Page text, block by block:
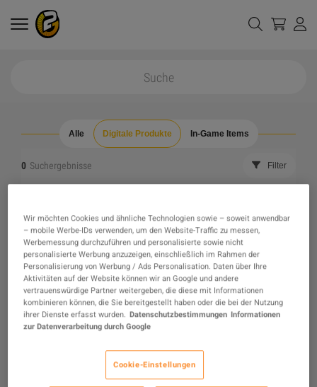
Alle Digitale Produkte In-Game Items
0 Suchergebnisse Filter
Das gewünschte Produkt wurde nicht gefunden,
vielleicht weckt eine unserer Empfehlungen
stattdessen dein Interesse?
Wir möchten Cookies und ähnliche Technologien sowie – soweit anwendbar
– mobile Werbe-IDs verwenden, um den Website-Traffic zu messen,
Werbemessung durchzuführen und personalisierte sowie nicht
personalisierte Werbung anzuzeigen, einschließlich im Rahmen der
Personalisierung von Werbung / Ads Personalisation. Daten über Ihre
Aktivitäten auf der Website können wir an Google und andere
vertrauenswürdige Partner weitergeben, die diese mit Informationen
kombinieren können, die Sie bereitgestellt haben oder die bei der Nutzung
ihrer Dienste erfasst wurden. Datenschutzbestimmungen Informationen
zur Datenverarbeitung durch Google
Cookie-Einstellungen